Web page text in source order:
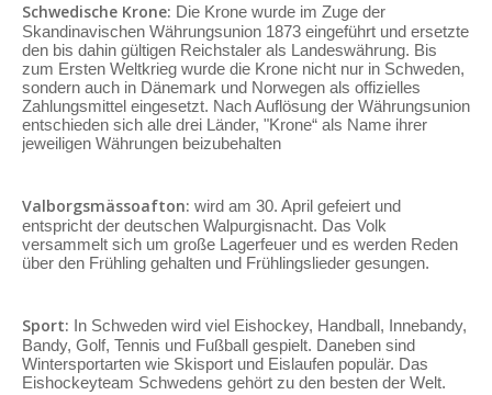
Schwedische Krone: Die Krone wurde im Zuge der
Skandinavischen Währungsunion 1873 eingeführt und ersetzte
den bis dahin gültigen Reichstaler als Landeswährung. Bis
zum Ersten Weltkrieg wurde die Krone nicht nur in Schweden,
sondern auch in Dänemark und Norwegen als offizielles
Zahlungsmittel eingesetzt. Nach Auflösung der Währungsunion
entschieden sich alle drei Länder, "Krone“ als Name ihrer
jeweiligen Währungen beizubehalten
Valborgsmässoafton: wird am 30. April gefeiert und
entspricht der deutschen Walpurgisnacht. Das Volk
versammelt sich um große Lagerfeuer und es werden Reden
über den Frühling gehalten und Frühlingslieder gesungen.
Sport: In Schweden wird viel Eishockey, Handball, Innebandy,
Bandy, Golf, Tennis und Fußball gespielt. Daneben sind
Wintersportarten wie Skisport und Eislaufen populär. Das
Eishockeyteam Schwedens gehört zu den besten der Welt.